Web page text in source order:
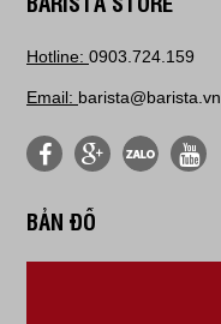
Hotline: 0903.724.159
Email: barista@barista.vn
BẢN ĐỒ